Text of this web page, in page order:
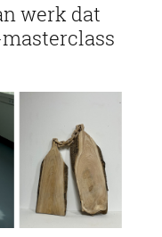
werk dat